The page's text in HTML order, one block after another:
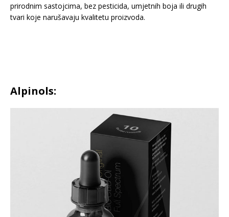
prirodnim sastojcima, bez pesticida, umjetnih boja ili drugih
tvari koje narušavaju kvalitetu proizvoda.
Alpinols: